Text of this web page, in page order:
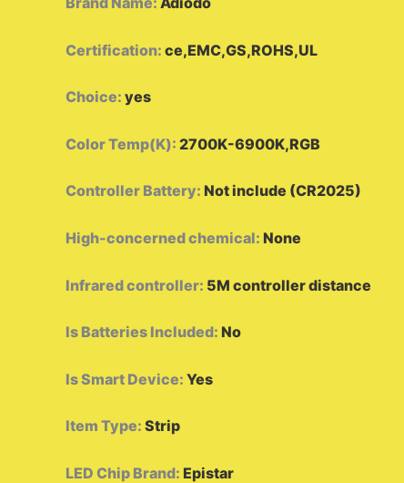
Certification: ce,EMC,GS,ROHS,UL
Choice: yes
Color Temp(K): 2700K-6900K,RGB
Controller Battery: Not include (CR2025)
High-concerned chemical: None
Infrared controller: 5M controller distance
Is Batteries Included: No
Is Smart Device: Yes
Item Type: Strip
LED Chip Brand: Epistar